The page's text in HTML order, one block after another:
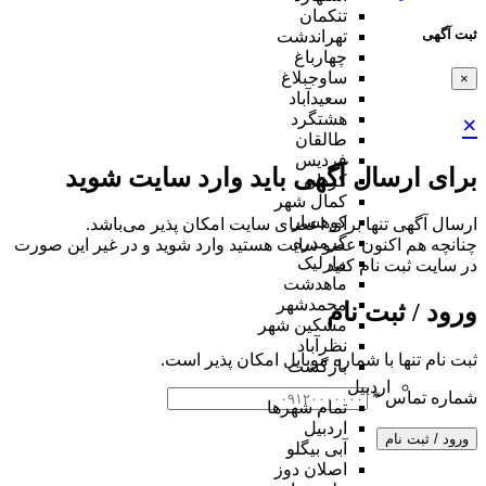
ثبت آگهی
×
×
برای ارسال آگهی باید وارد سایت شوید
ارسال آگهی تنها برای اعضای سایت امکان پذیر می‌باشد.
چنانچه هم‌ اکنون عضو سایت هستید وارد شوید و در غیر این صورت
در سایت ثبت نام کنید
ورود / ثبت نام
ثبت نام تنها با شماره موبایل امکان پذیر است.
شماره تماس*
ورود / ثبت نام
تنکمان
تهراندشت
چهارباغ
ساوجبلاغ
سعیدآباد
هشتگرد
طالقان
فردیس
کردان
کمال شهر
کوهسار
گرمدره
مارلیک
ماهدشت
محمدشهر
مشکین شهر
نظرآباد
بازگشت
اردبیل
تمام شهر‌ها
اردبیل
آبی بیگلو
اصلان دوز